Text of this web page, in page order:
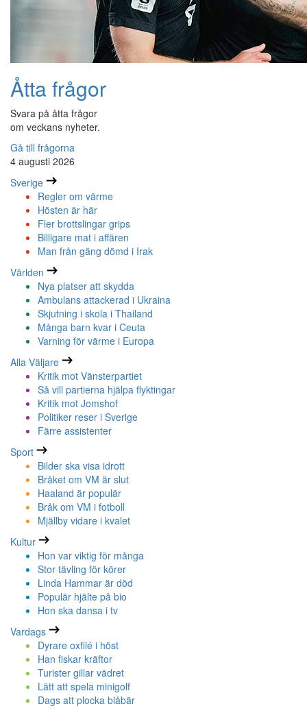
Åtta frågor
Svara på åtta frågor
om veckans nyheter.
Gå till frågorna
4 augusti 2026
Sverige
Regler om värme
Hösten är här
Fler brottslingar grips
Billigare mat i affären
Man från gäng dömd i Irak
Världen
Nya platser att skydda
Ambulans attackerad i Ukraina
Skjutning i skola i Thailand
Många barn kvar i Ceuta
Varning för värme i Europa
Alla Väljare
Kritik mot Vänsterpartiet
Så vill partierna hjälpa flyktingar
Kritik mot Jomshof
Politiker reser i Sverige
Färre assistenter
Sport
Bilder ska visa idrott
Bråket om VM är slut
Haaland är populär
Bråk om VM i fotboll
Mjällby vidare i kvalet
Kultur
Hon var viktig för många
Stor tävling för körer
Linda Hammar är död
Populär hjälte på bio
Hon ska dansa i tv
Vardags
Dyrare oxfilé i höst
Han fiskar kräftor
Turister gillar vädret
Lätt att spela minigolf
Dags att plocka blåbär